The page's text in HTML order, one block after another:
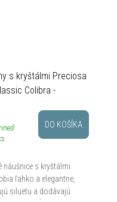
s kryštálmi Preciosa
Colibra -
DO KOŠÍKA
náušnice s kryštálmi
ľahko a elegantne,
siluetu a dodávajú